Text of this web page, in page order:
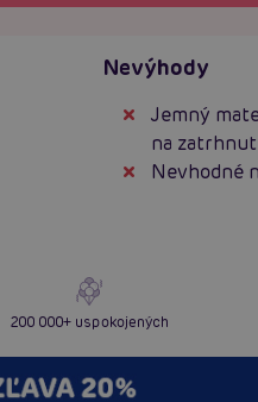
Nevýhody
Jemný
na
Nevhodné
200 000+ uspokojených